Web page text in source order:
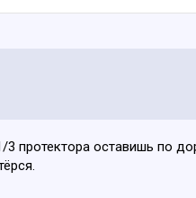
протектора оставишь по